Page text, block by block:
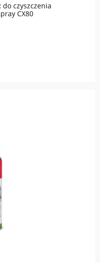
do czyszczenia
CX80